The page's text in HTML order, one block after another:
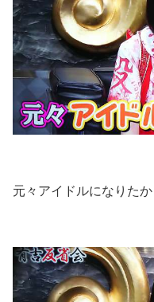
元々アイドルになりたか